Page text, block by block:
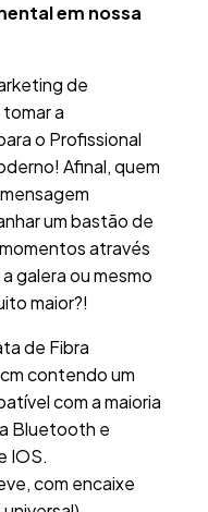
em nossa
de
a
o Profissional
Afinal, quem
um bastão de
através
galera ou mesmo
maior?!
de Fibra
contendo um
com a maioria
Bluetooth e
IOS.
com encaixe